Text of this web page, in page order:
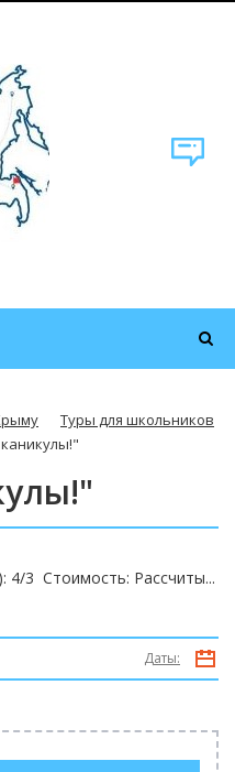
Туры для школьников
4/3 Стоимость: Рассчиты...
Даты: